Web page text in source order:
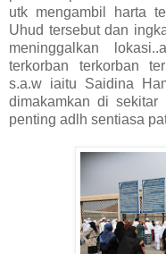
utk mengambil harta
Uhud tersebut dan
meninggalkan
terkorban terkorban
s.a.w iaitu Saidina
dimakamkan di sekitar
penting adlh sentiasa